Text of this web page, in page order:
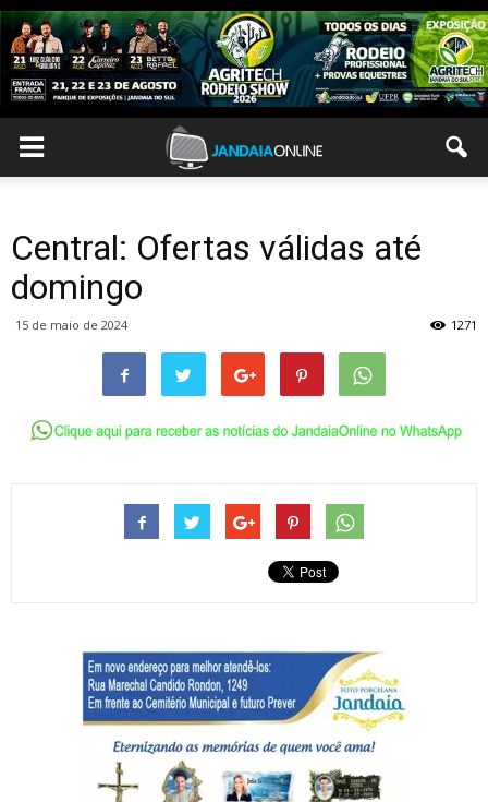
Central: Ofertas válidas até
domingo
15 de maio de 2024 1271